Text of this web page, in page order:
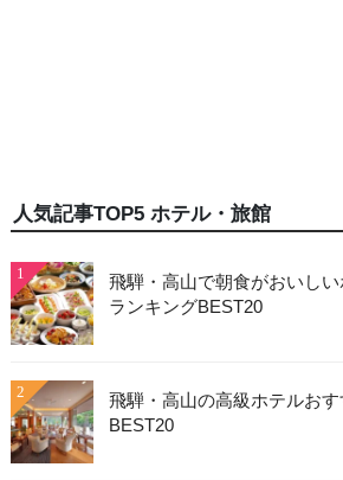
人気記事TOP5 ホテル・旅館
1
飛騨・高山で朝食がおいし
ランキングBEST20
2
飛騨・高山の高級ホテルお
BEST20